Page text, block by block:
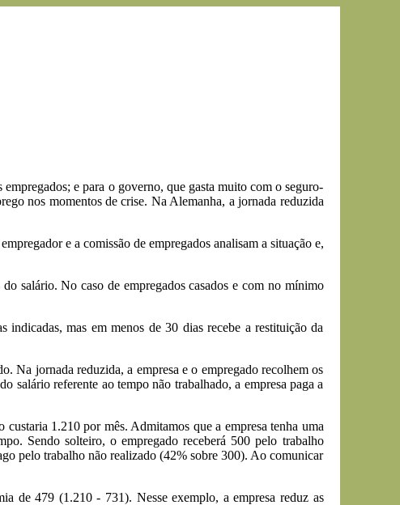
e para o governo, que gasta muito com o seguro-
nos momentos de crise. Na Alemanha, a jornada reduzida
e a comissão de empregados analisam a situação e,
salário. No caso de empregados casados e com no mínimo
mas em menos de 30 dias recebe a restituição da
Na jornada reduzida, a empresa e o empregado recolhem os
salário referente ao tempo não trabalhado, a empresa paga a
1.210 por mês. Admitamos que a empresa tenha uma
Sendo solteiro, o empregado receberá 500 pelo trabalho
pelo trabalho não realizado (42% sobre 300). Ao comunicar
de 479 (1.210 - 731). Nesse exemplo, a empresa reduz as